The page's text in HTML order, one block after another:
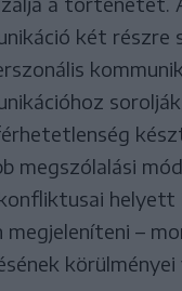
két részre
megszólalási
helyett
megjeleníteni –